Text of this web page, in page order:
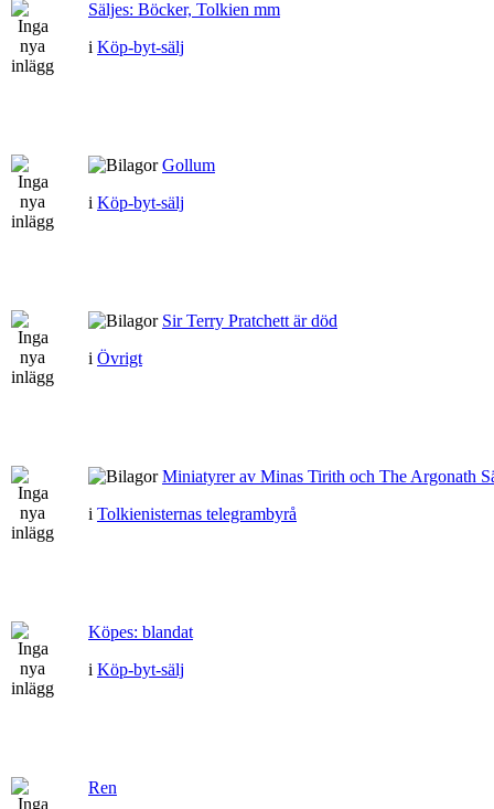
Säljes: Böcker, Tolkien mm
i Köp-byt-sälj
Gollum
i Köp-byt-sälj
Sir Terry Pratchett är död
i Övrigt
Miniatyrer av Minas Tirith och The Argonath
i Tolkienisternas telegrambyrå
Köpes: blandat
i Köp-byt-sälj
Ren